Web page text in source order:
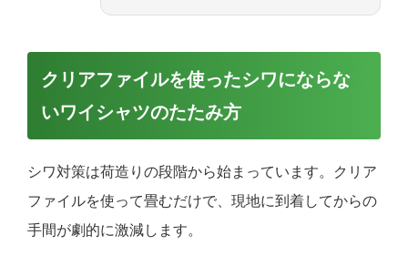
クリアファイルを使ったシワにならな
いワイシャツのたたみ方
シワ対策は荷造りの段階から始まっています。クリア
ファイルを使って畳むだけで、現地に到着してからの
手間が劇的に激減します。